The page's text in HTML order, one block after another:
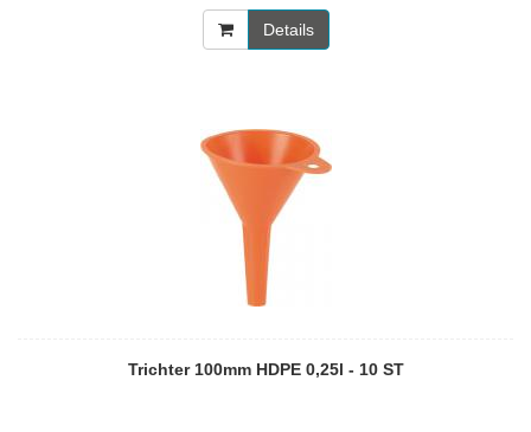
Details
Trichter 100mm HDPE 0,25l - 10 ST